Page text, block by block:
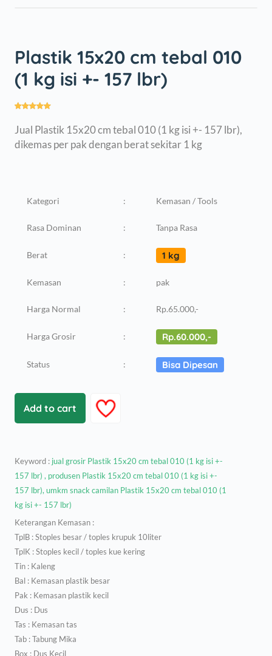
Plastik 15x20 cm tebal 010
(1 kg isi +- 157 lbr)
Jual Plastik 15x20 cm tebal 010 (1 kg isi +- 157 lbr),
dikemas per pak dengan berat sekitar 1 kg
Kategori : Kemasan / Tools
Rasa Dominan : Tanpa Rasa
Berat : 1 kg
Kemasan : pak
Harga Normal : Rp.65.000,-
Harga Grosir : Rp.60.000,-
Status : Bisa Dipesan
Add to cart
Keyword : jual grosir Plastik 15x20 cm tebal 010 (1 kg isi +-
157 lbr) , produsen Plastik 15x20 cm tebal 010 (1 kg isi +-
157 lbr), umkm snack camilan Plastik 15x20 cm tebal 010 (1
kg isi +- 157 lbr)
Keterangan Kemasan :
TplB : Stoples besar / toples krupuk 10liter
TplK : Stoples kecil / toples kue kering
Tin : Kaleng
Bal : Kemasan plastik besar
Pak : Kemasan plastik kecil
Dus : Dus
Tas : Kemasan tas
Tab : Tabung Mika
Box : Dus Kecil